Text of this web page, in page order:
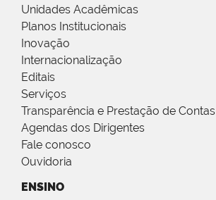
Unidades Acadêmicas
Planos Institucionais
Inovação
Internacionalização
Editais
Serviços
Transparência e Prestação de Contas
Agendas dos Dirigentes
Fale conosco
Ouvidoria
ENSINO